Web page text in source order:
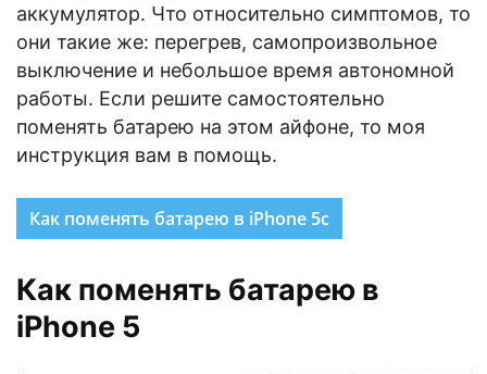
аккумулятор. Что относительно симптомов, то
они такие же: перегрев, самопроизвольное
выключение и небольшое время автономной
работы. Если решите самостоятельно
поменять батарею на этом айфоне, то моя
инструкция вам в помощь.
Как поменять батарею в iPhone 5с
Как поменять батарею в
iPhone 5